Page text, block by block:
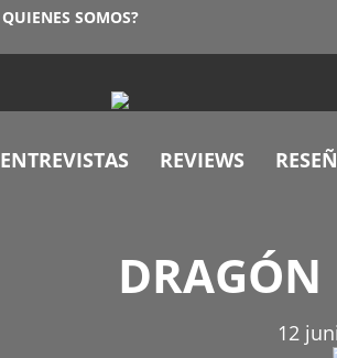
QUIENES SOMOS?
ENTREVISTAS REVIEWS
12